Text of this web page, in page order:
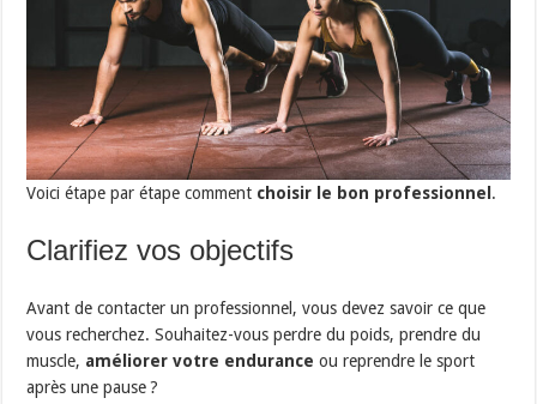
Voici étape par étape comment choisir le bon professionnel .
Clarifiez vos objectifs
Avant de contacter un professionnel, vous devez savoir ce que
vous recherchez. Souhaitez-vous perdre du poids, prendre du
muscle, améliorer votre endurance ou reprendre le sport
après une pause ?